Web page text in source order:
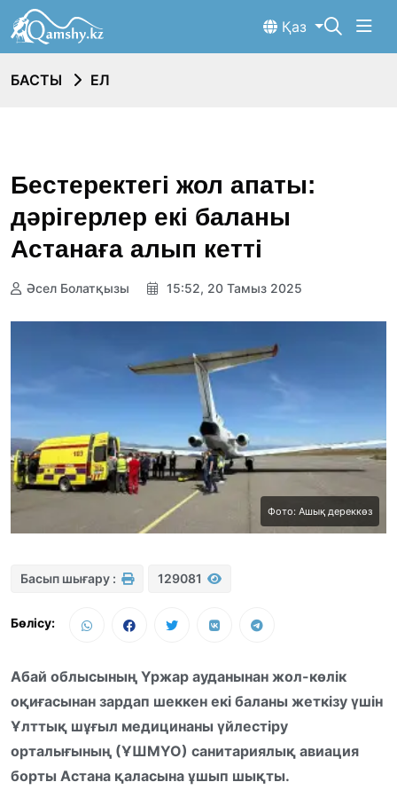
Қаз
БАСТЫ ЕЛ
Бестеректегі жол апаты:
дәрігерлер екі баланы
Астанаға алып кетті
Әсел Болатқызы 15:52, 20 Тамыз 2025
Фото: Ашық дереккөз
Басып шығару : 129081
Бөлісу:
Абай облысының Үржар ауданынан жол-көлік
оқиғасынан зардап шеккен екі баланы жеткізу үшін
Ұлттық шұғыл медицинаны үйлестіру
орталығының (ҰШМҮО) санитариялық авиация
борты Астана қаласына ұшып шықты.